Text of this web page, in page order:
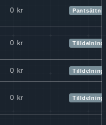
0 kr
0 kr Tilldelning
0 kr Tilldelning
0 kr Tilldelning